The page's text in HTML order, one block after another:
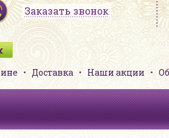
Заказать звонок
Доставка Наши акции